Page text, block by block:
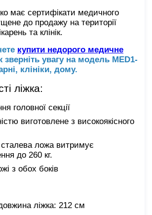
має сертифікати медичного
до продажу на території
та клінік.
купити недорого медичне
зверніть увагу на модель MED1-
клініки, дому.
ліжка:
головної секції
виготовлене з високоякісного
ложа витримує
до 260 кг.
з обох боків
ліжка: 212 см